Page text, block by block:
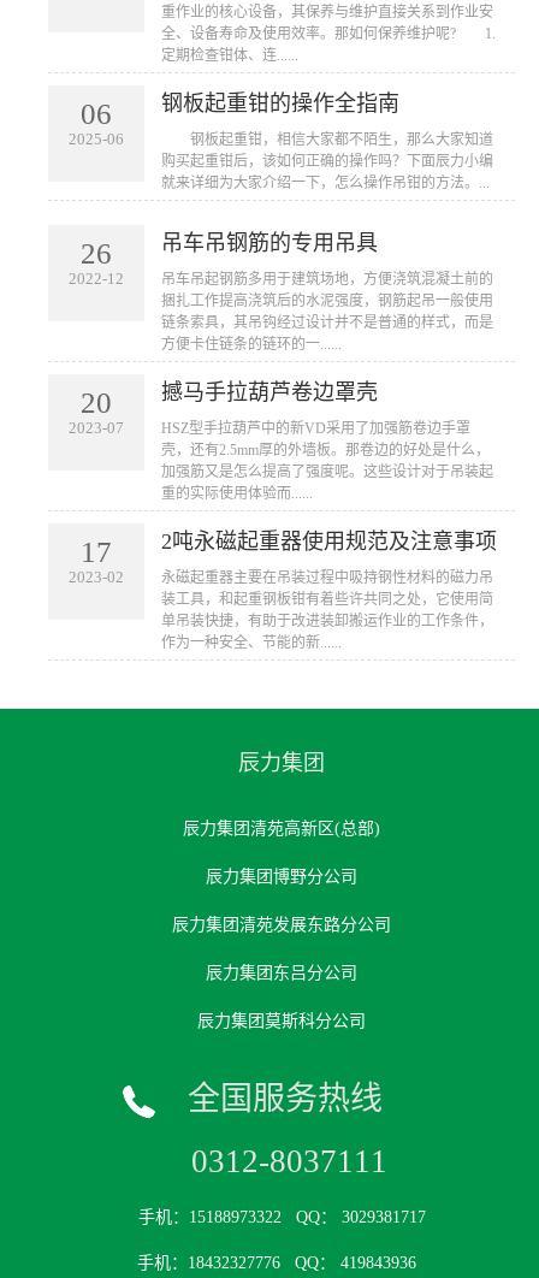
重作业的核心设备，其保养与维护直接关系到作业安
全、设备寿命及使用效率。那如何保养维护呢? 1.
定期检查钳体、连......
06
2025-06
钢板起重钳的操作全指南
​ 钢板起重钳，相信大家都不陌生，那么大家知道
购买起重钳后，该如何正确的操作吗？下面辰力小编
就来详细为大家介绍一下，怎么操作吊钳的方法。...
26
2022-12
吊车吊钢筋的专用吊具
吊车吊起钢筋多用于建筑场地，方便浇筑混凝土前的
捆扎工作提高浇筑后的水泥强度，钢筋起吊一般使用
链条索具，其吊钩经过设计并不是普通的样式，而是
方便卡住链条的链环的一......
20
2023-07
撼马手拉葫芦卷边罩壳
HSZ型手拉葫芦中的新VD采用了加强筋卷边手罩
壳，还有2.5mm厚的外墙板。那卷边的好处是什么，
加强筋又是怎么提高了强度呢。这些设计对于吊装起
重的实际使用体验而......
17
2023-02
2吨永磁起重器使用规范及注意事项
永磁起重器主要在吊装过程中吸持钢性材料的磁力吊
装工具，和起重钢板钳有着些许共同之处，它使用简
单吊装快捷，有助于改进装卸搬运作业的工作条件，
作为一种安全、节能的新......
辰力集团
辰力集团清苑高新区(总部)
辰力集团博野分公司
辰力集团清苑发展东路分公司
辰力集团东吕分公司
辰力集团莫斯科分公司
全国服务热线
0312-8037111
手机：15188973322 QQ： 3029381717
手机：18432327776 QQ： 419843936